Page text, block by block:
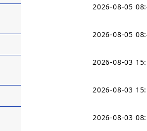
2026-08-05
2026-08-05
2026-08-03
2026-08-03
2026-08-03